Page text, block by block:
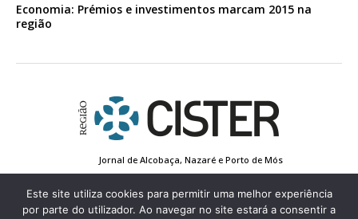
Economia: Prémios e investimentos marcam 2015 na
região
Jornal de Alcobaça, Nazaré e Porto de Mós
Estatuto Editorial
Contactos
Política de Privacidade
Conta de Registo
Edição Impressa
Este site utiliza cookies para permitir uma melhor experiência
por parte do utilizador. Ao navegar no site estará a consentir a